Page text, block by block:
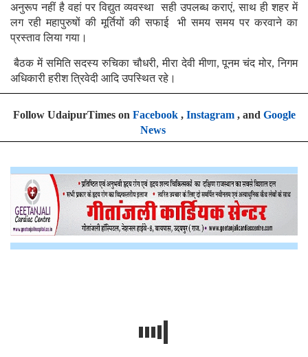
अनुरूप नहीं है वहां पर विद्युत व्यवस्था सही उपलब्ध कराएं, साथ ही शहर में
लग रही महापुरुषों की मूर्तियों की सफाई भी समय समय पर करवाने का
प्रस्ताव लिया गया।
बैठक में समिति सदस्य रुचिका चौधरी, मीरा देवी मीणा, पूनम चंद मोर, निगम
अधिकारी हरीश त्रिवेदी आदि उपस्थित रहे।
Follow UdaipurTimes on Facebook, Instagram, and Google
News